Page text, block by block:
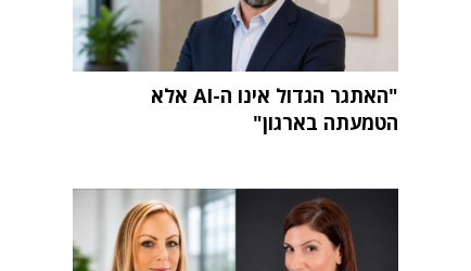
"האתגר הגדול אינו ה-AI אלא
הטמעתה בארגון"